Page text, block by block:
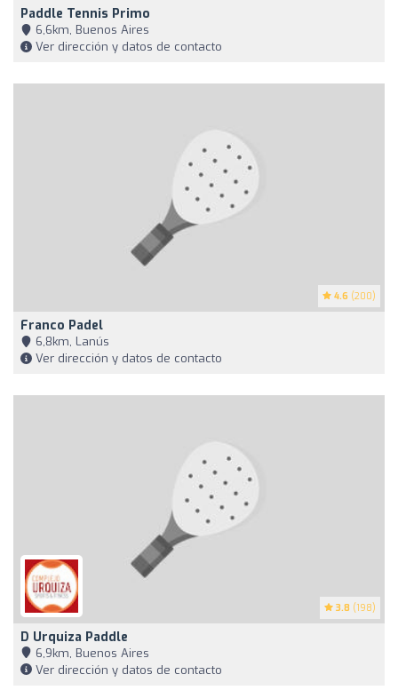
Paddle Tennis Primo
6,6km, Buenos Aires
Ver dirección y datos de contacto
4.6 (200)
Franco Padel
6,8km, Lanús
Ver dirección y datos de contacto
3.8 (198)
D Urquiza Paddle
6,9km, Buenos Aires
Ver dirección y datos de contacto